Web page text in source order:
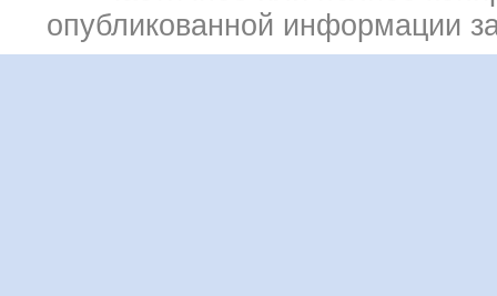
опубликованной информации